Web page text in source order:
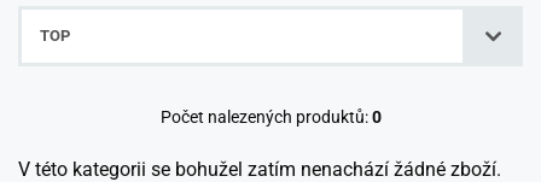
TOP
Počet nalezených produktů:0
V této kategorii se bohužel zatím nenachází žádné zboží.